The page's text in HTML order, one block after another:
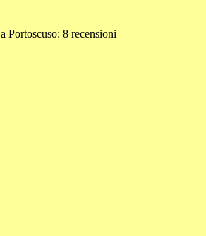
a Portoscuso: 8 recensioni